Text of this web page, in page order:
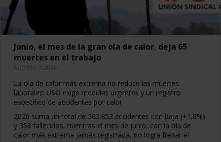
Junio, el mes de la gran ola de calor, deja 65
muertes en el trabajo
AGOSTO 7, 2026
La ola de calor más extrema no reduce las muertes
laborales: USO exige medidas urgentes y un registro
específico de accidentes por calor
2026 suma un total de 303.853 accidentes con baja (+1,8%)
y 358 fallecidos, mientras el mes de junio, con la ola de
calor más extrema jamás registrada, no logra frenar el